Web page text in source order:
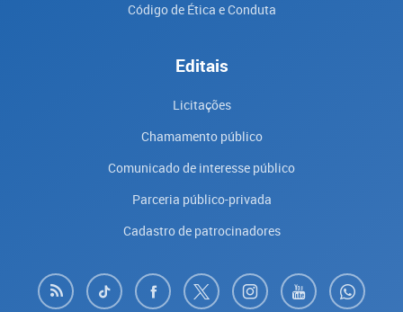
Código de Ética e Conduta
Editais
Licitações
Chamamento público
Comunicado de interesse público
Parceria público-privada
Cadastro de patrocinadores